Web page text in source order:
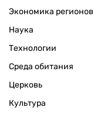
Экономика регионов
Наука
Технологии
Среда обитания
Церковь
Культура